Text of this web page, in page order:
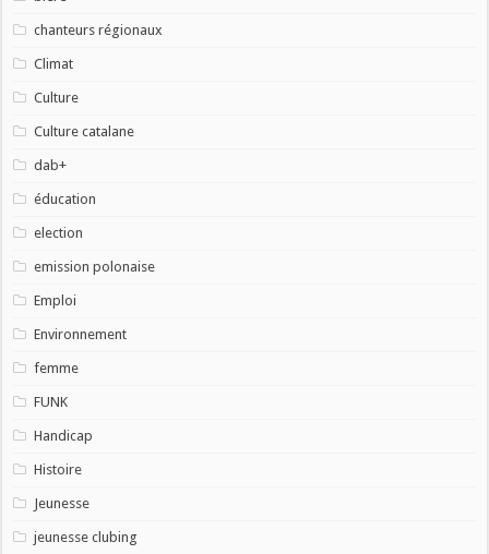
chanteurs régionaux
Climat
Culture
Culture catalane
dab+
éducation
election
emission polonaise
Emploi
Environnement
femme
FUNK
Handicap
Histoire
Jeunesse
jeunesse clubing